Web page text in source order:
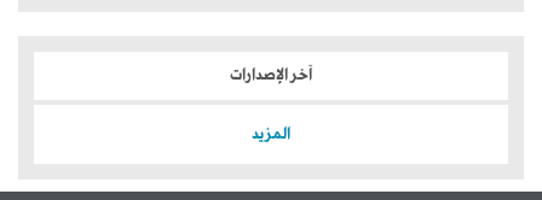
آخر الإصدارات
المزيد